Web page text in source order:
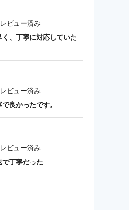
ビュー済み
、丁寧に対応していた
ビュー済み
良かったです。
ビュー済み
丁寧だった